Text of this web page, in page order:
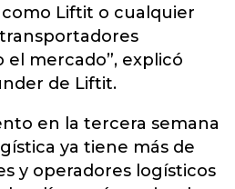
Liftit o cualquier
mercado”, explicó
de Liftit.
en la tercera semana
ya tiene más de
y operadores logísticos